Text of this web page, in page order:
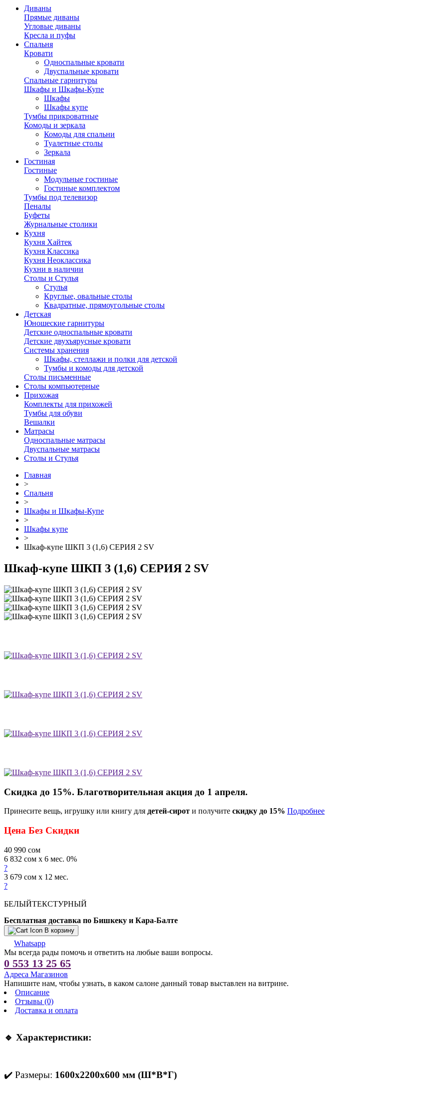
Диваны
Прямые диваны
Угловые диваны
Кресла и пуфы
Спальня
Кровати
Односпальные кровати
Двуспальные кровати
Спальные гарнитуры
Шкафы и Шкафы-Купе
Шкафы
Шкафы купе
Тумбы прикроватные
Комоды и зеркала
Комоды для спальни
Туалетные столы
Зеркала
Гостиная
Гостиные
Модульные гостиные
Гостиные комплектом
Тумбы под телевизор
Пеналы
Буфеты
Журнальные столики
Кухня
Кухня Хайтек
Кухня Классика
Кухня Неоклассика
Кухни в наличии
Столы и Стулья
Стулья
Круглые, овальные столы
Квадратные, прямоугольные столы
Детская
Юношеские гарнитуры
Детские односпальные кровати
Детские двухъярусные кровати
Системы хранения
Шкафы, стеллажи и полки для детской
Тумбы и комоды для детской
Столы письменные
Столы компьютерные
Прихожая
Комплекты для прихожей
Тумбы для обуви
Вешалки
Матрасы
Односпальные матрасы
Двуспальные матрасы
Столы и Стулья
Главная
>
Спальня
>
Шкафы и Шкафы-Купе
>
Шкафы купе
>
Шкаф-купе ШКП 3 (1,6) СЕРИЯ 2 SV
Шкаф-купе ШКП 3 (1,6) СЕРИЯ 2 SV
Скидка до 15%. Благотворительная акция до 1 апреля.
Принесите вещь, игрушку или книгу для детей-сирот и получите скидку до 15% Подробнее
Цена Без Скидки
40 990 сом
6 832 сом x 6 мес. 0%
?
3 679 сом x 12 мес.
?
БЕЛЫЙТЕКСТУРНЫЙ
Бесплатная доставка по Бишкеку и Кара-Балте
В корзину
Whatsapp
Мы всегда рады помочь и ответить на любые ваши вопросы.
0 553 13 25 65
Адреса Магазинов
Напишите нам, чтобы узнать, в каком салоне данный товар выставлен на витрине.
Описание
Отзывы (0)
Доставка и оплата
🔹 Характеристики:
✔️ Размеры: 1600х2200х600 мм (Ш*В*Г)